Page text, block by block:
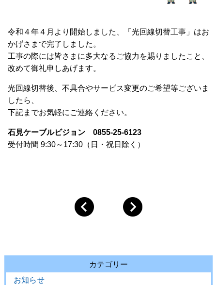
令和４年４月より開始しました、「光回線切替工事」はお
かげさまで完了しました。
工事の際には皆さまに多大なるご協力を賜りましたこと、
改めて御礼申しあげます。
光回線切替後、不具合やサービス変更のご希望等ございま
したら、
下記までお気軽にご連絡ください。
石見ケーブルビジョン
0855-25-6123
受付時間 9:30～17:30（日・祝日除く）
カテゴリー
お知らせ